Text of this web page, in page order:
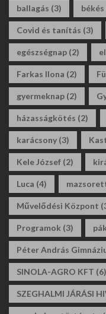
ballagás (3)
Covid és tanítás (3)
egészségnap (2)
Farkas Ilona (2)
gyermeknap (2)
házasságkötés (2)
karácsony (3)
Kele József (2)
Luca (4)
Művelődési Központ
Programok (3)
Péter András
SINOLA-AGRO KFT (6)
SZEGHALMI JÁRÁSI